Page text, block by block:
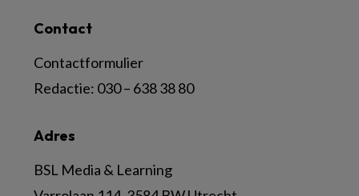
Adres
BSL Media & Learning
Contact
Contactformulier
Redactie: 030 – 638 38 80